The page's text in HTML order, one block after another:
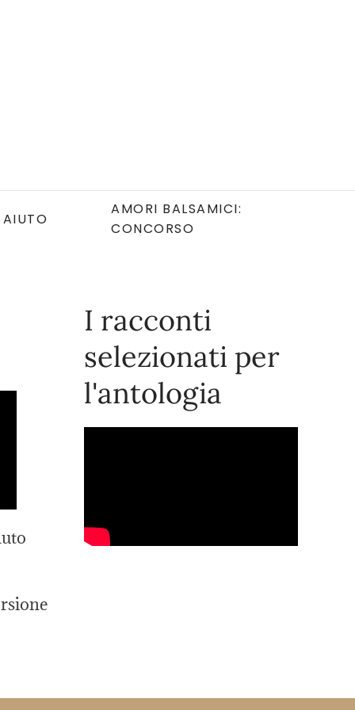
AIUTO
AMORI BALSAMICI:
CONCORSO
I racconti
selezionati per
l'antologia